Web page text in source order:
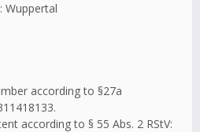
Wuppertal
according to §27a
according to § 55 Abs. 2 RStV: